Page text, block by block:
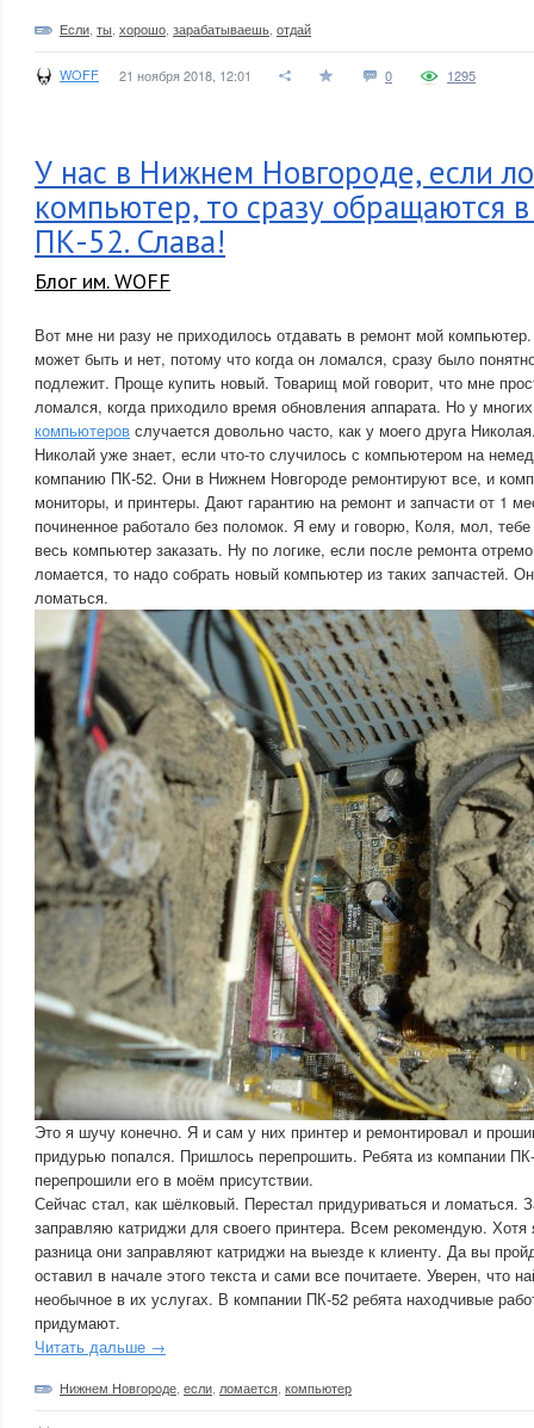
Если ты хорошо зарабатываешь отдай
WOFF 21 ноября 2018, 12:01 0 1295
У нас в Нижнем Новгороде, если
компьютер, то сразу обращаются
ПК-52. Слава!
Блог им. WOFF
Вот мне ни разу не приходилось отдавать в ремонт мой
может быть и нет, потому что когда он ломался, сразу было
подлежит. Проще купить новый. Товарищ мой говорит, что мне
ломался, когда приходило время обновления аппарата. Но у
компьютеров случается довольно часто, как у моего друга
Николай уже знает, если что-то случилось с компьютером на
компанию ПК-52. Они в Нижнем Новгороде ремонтируют все, и
мониторы, и принтеры. Дают гарантию на ремонт и запчасти от 1
починенное работало без поломок. Я ему и говорю, Коля, мол,
весь компьютер заказать. Ну по логике, если после ремонта
ломается, то надо собрать новый компьютер из таких запчастей.
ломаться.
Это я шучу конечно. Я и сам у них принтер и ремонтировал и
придурью попался. Пришлось перепрошить. Ребята из компании
перепрошили его в моём присутствии.
Сейчас стал, как шёлковый. Перестал придуриваться и ломаться.
заправляю катриджи для своего принтера. Всем рекомендую.
разница они заправляют катриджи на выезде к клиенту. Да вы
оставил в начале этого текста и сами все почитаете. Уверен, что
необычное в их услугах. В компании ПК-52 ребята находчивые
придумают.
Читать дальше →
Нижнем Новгороде если ломается компьютер